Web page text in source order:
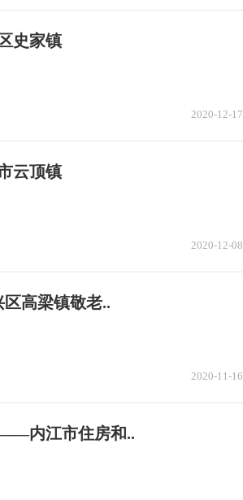
史家镇
2020-12-17
云顶镇
2020-12-08
区高梁镇敬老..
2020-11-16
——内江市住房和..